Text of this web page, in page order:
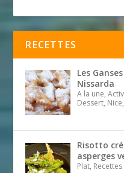
RECETTES
Les
Nissarda
A la une,
Dessert,
Risotto
asperges
Plat, Recettes